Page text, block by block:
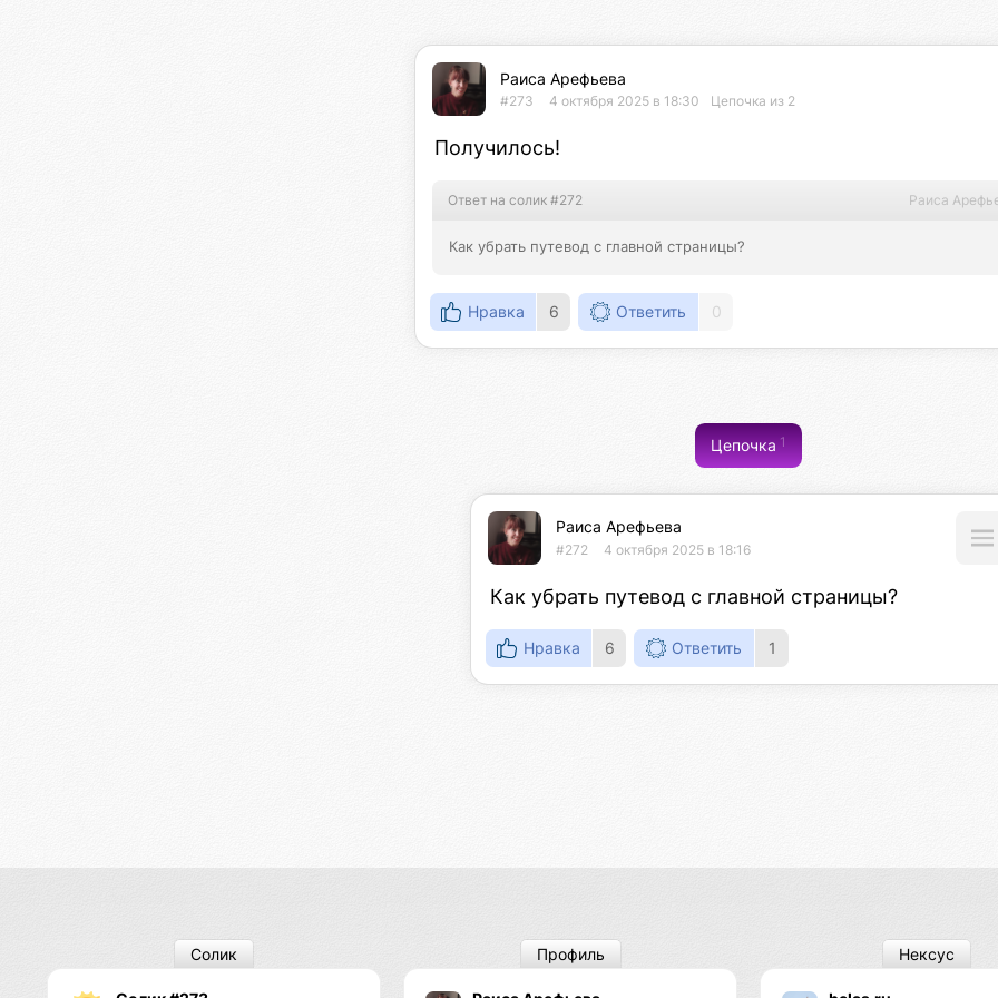
Раиса Арефьева
#273 4 октября 2025 в 18:30 Цепочка из 2
Получилось!
Ответ на солик #272 Раиса
Как убрать путевод с главной страницы?
Нравка 6 Ответить 0
Цепочка1
Раиса Арефьева
#272 4 октября 2025 в 18:16
Как убрать путевод с главной страницы?
Нравка 6 Ответить 1
Солик Профиль Нексус